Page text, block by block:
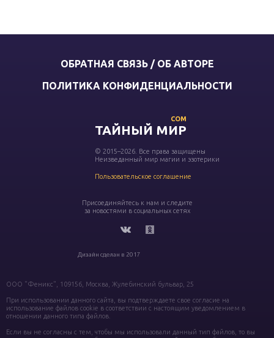
ОБРАТНАЯ СВЯЗЬ / ОБ АВТОРЕ
ПОЛИТИКА КОНФИДЕНЦИАЛЬНОСТИ
ТАЙНЫЙ МИР
COM
© 2015–2026. Все права защищены
Неизведанный мир магии и эзотерики
Пользовательское соглашение
Присоединяйтесь к нам и следите
за новостями в социальных сетях
Дизайн сделан в 2017
ООО "Феникс", 109156, Москва, Жулебинский бульвар, 25
При использовании данного сайта, вы подтверждаете свое согласие на
использование файлов cookie в соответствии с настоящим уведомлением в
отношении данного типа файлов.
Если вы не согласны с тем, чтобы мы использовали данный тип файлов, то вы